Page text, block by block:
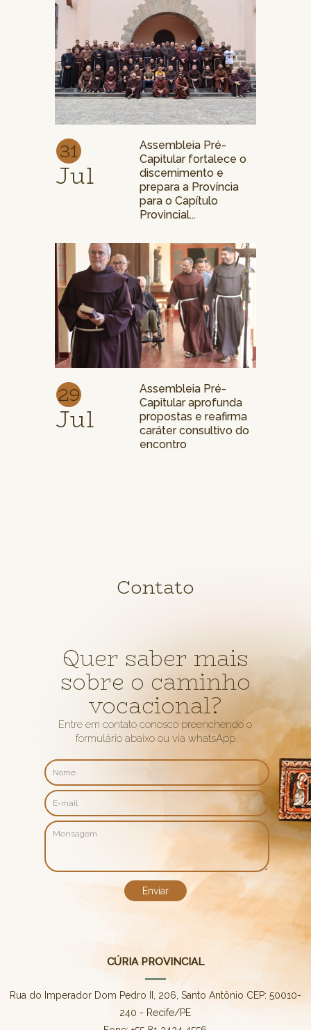
31
Jul
Assembleia Pré-
Capitular fortalece o
discernimento e
prepara a Província
para o Capítulo
Provincial...
29
Jul
Assembleia Pré-
Capitular aprofunda
propostas e reafirma
caráter consultivo do
encontro
Contato
Quer saber mais
sobre o caminho
vocacional?
Entre em contato conosco preenchendo o
formulário abaixo ou via whatsApp
CÚRIA PROVINCIAL
Rua do Imperador Dom Pedro II, 206, Santo Antônio CEP: 50010-
240 - Recife/PE